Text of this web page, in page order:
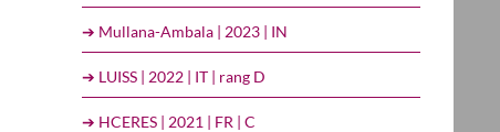
➔ Mullana-Ambala | 2023 | IN
➔ LUISS | 2022 | IT | rang D
➔ HCERES | 2021 | FR | C